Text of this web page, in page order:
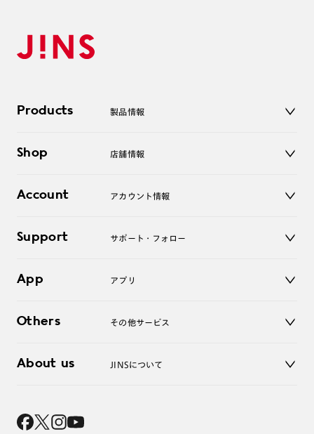
Products 製品情報
サングラス
コンタクトレンズ
アクセサリー
Shop 店舗情報
オンラインショップ
Account アカウント情報
ログアウト
Support サポート・フォロー
よくあるご質問
お問い合わせ
App アプリ
Others その他サービス
レンズ交換
About us JINSについて
採用情報